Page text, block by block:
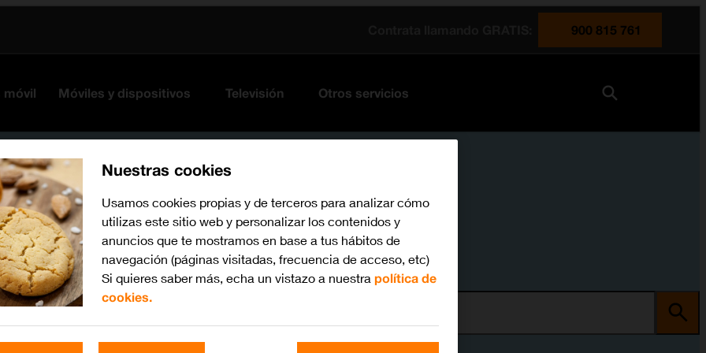
900 815 761
móvil Móviles y dispositivos Televisión Otros servicios
Nuestras cookies
Usamos cookies propias y de terceros para analizar cómo
utilizas este sitio web y personalizar los contenidos y
anuncios que te mostramos en base a tus hábitos de
navegación (páginas visitadas, frecuencia de acceso, etc)
Si quieres saber más, echa un vistazo a nuestra política de
cookies.